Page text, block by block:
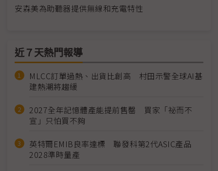
安森美為助聽器提供無線和充電特性
近７天熱門報導
MLCC訂單過熱、出貨比創高 村田示警全球AI基
建熱潮將趨緩
2027全年記憶體產能提前售罄 買家「祕而不
宣」只怕買不夠
英特爾EMIB良率達標 聯發科第2代ASIC產品
2028準時量產